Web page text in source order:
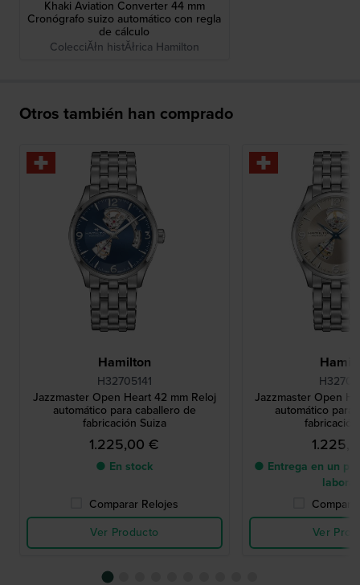
Khaki Aviation Converter 44 mm
Cronógrafo suizo automático con regla
de cálculo
ColecciĂłn histĂłrica Hamilton
Otros también han comprado
Hamilton
H32705141
Jazzmaster Open Heart 42 mm Reloj
automático para caballero de
fabricación Suiza
1.225,00 €
● En stock
Comparar Relojes
Ver Producto
Jazzmaster Open
automático para
● Entrega en un
Ver